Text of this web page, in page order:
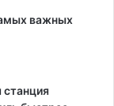
важных
станция